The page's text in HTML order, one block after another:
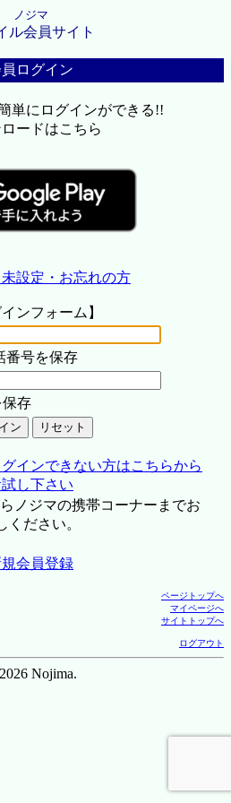
ノジマ
ル会員サイト
ログイン
単にログインができる!!
ードはこちら
設定・お忘れの方
インフォーム】
番号を保存
存
インできない方はこちらから
し下さい
ノジマの携帯コーナーまでお
ください。
規会員登録
ページトップへ
マイページへ
サイトトップへ
ログアウト
Nojima.